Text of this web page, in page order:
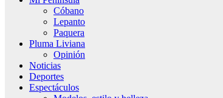
Cóbano
Lepanto
Paquera
Pluma Liviana
Opinión
Noticias
Deportes
Espectáculos